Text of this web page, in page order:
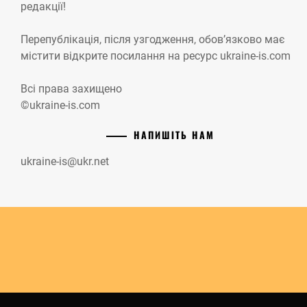
редакції!
Перепублікація, після узгодження, обов’язково має
містити відкрите посилання на ресурс ukraine-is.com
Всі права захищено
©ukraine-is.com
НАПИШІТЬ НАМ
ukraine-is@ukr.net